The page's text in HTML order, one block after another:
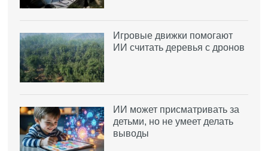
Игровые движки помогают
ИИ считать деревья с дронов
ИИ может присматривать за
детьми, но не умеет делать
выводы